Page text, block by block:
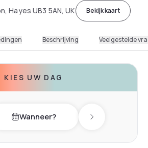
Hayes UB3 5AN, UK Bekijk kaart
Beschrijving Veelgestelde
KIES UW DAG
dayWanneer? Next day